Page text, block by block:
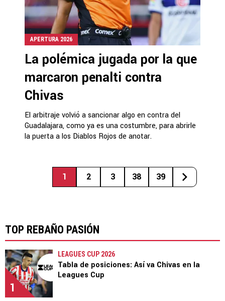
APERTURA 2026
La polémica jugada por la que
marcaron penalti contra
Chivas
El arbitraje volvió a sancionar algo en contra del
Guadalajara, como ya es una costumbre, para abrirle
la puerta a los Diablos Rojos de anotar.
1 2 3 38 39
TOP REBAÑO PASIÓN
1
LEAGUES CUP 2026
Tabla de posiciones: Así va Chivas en la
Leagues Cup